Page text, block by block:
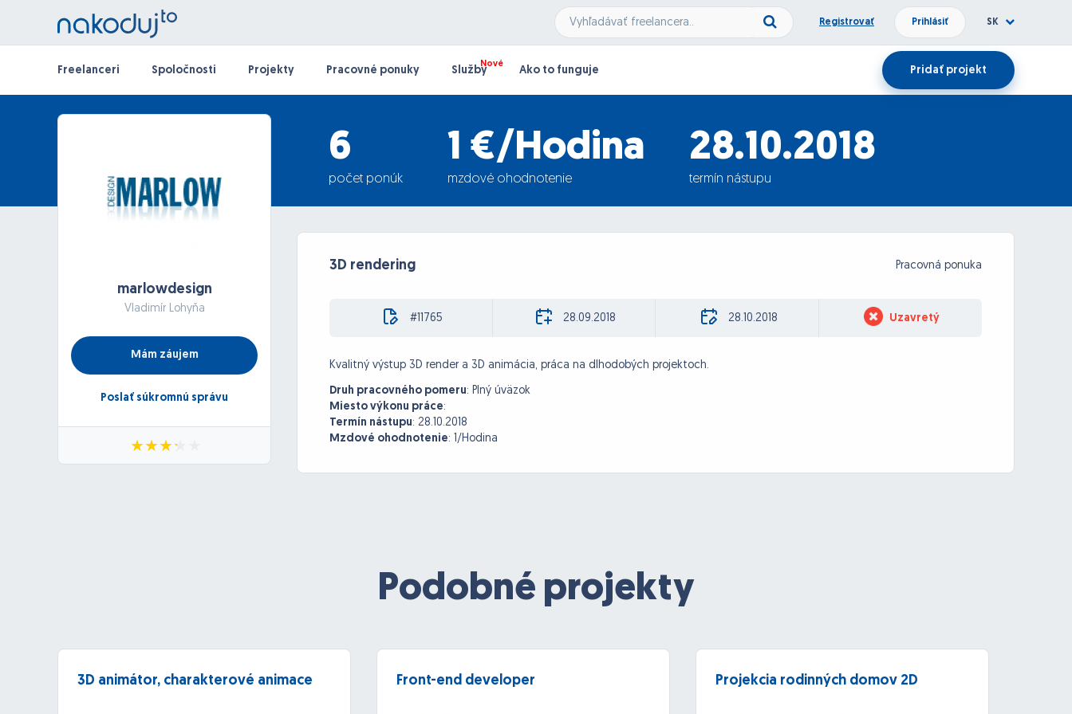
Registrovať Prihlásiť SK
Freelanceri Spoločnosti Projekty Pracovné ponuky Služby Ako to funguje Pridať projekt
6
počet ponúk
1 €/Hodina
mzdové ohodnotenie
28.10.2018
termín nástupu
marlowdesign
Vladimír Lohyňa
Mám záujem
Poslať súkromnú správu
3D rendering Pracovná ponuka
#11765 28.09.2018 28.10.2018 Uzavretý
Kvalitný výstup 3D render a 3D animácia, práca na dlhodobých projektoch.
Druh pracovného pomeru: Plný úväzok
Miesto výkonu práce:
Termín nástupu: 28.10.2018
Mzdové ohodnotenie: 1/Hodina
Podobné projekty
3D animátor, charakterové animace Front-end developer Projekcia rodinných domov 2D